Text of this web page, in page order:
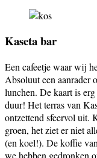
Kaseta bar
Een cafeetje waar wij
Absoluut een aanrader
lunchen. De kaart is
duur! Het terras van
ontzettend sfeervol uit.
groen, het ziet er niet
(en koel!). De koffie
we hebben gedronken